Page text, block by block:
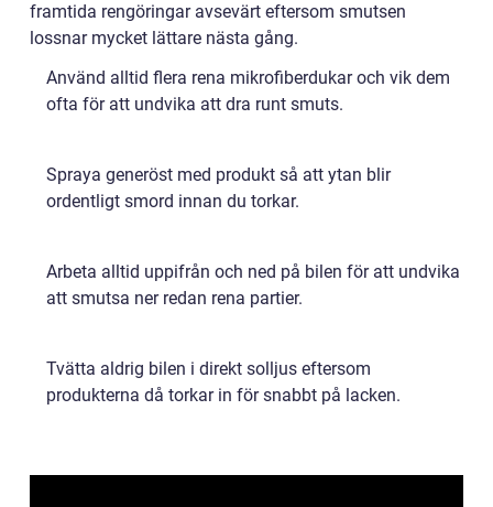
framtida rengöringar avsevärt eftersom smutsen
lossnar mycket lättare nästa gång.
Använd alltid flera rena mikrofiberdukar och vik dem
ofta för att undvika att dra runt smuts.
Spraya generöst med produkt så att ytan blir
ordentligt smord innan du torkar.
Arbeta alltid uppifrån och ned på bilen för att undvika
att smutsa ner redan rena partier.
Tvätta aldrig bilen i direkt solljus eftersom
produkterna då torkar in för snabbt på lacken.